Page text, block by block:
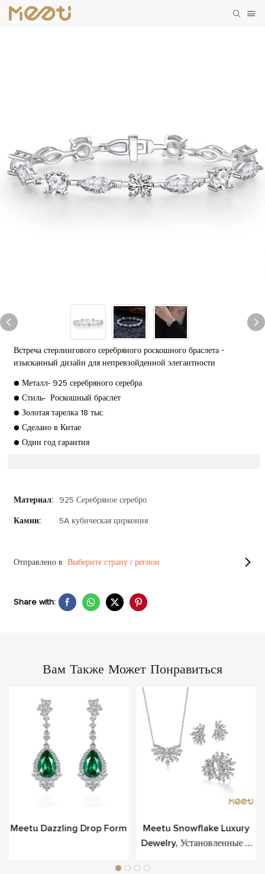
Встреча стерлингового серебряного роскошного браслета -
изысканный дизайн для непревзойденной элегантности
● Металл- 925 серебряного серебра
● Стиль- Роскошный браслет
● Золотая тарелка 18 тыс.
● Сделано в Китае
● Один год гарантия
Материал: 925 Серебряное серебро
Камни: 5A кубическая циркония
Отправлено в: Выберите страну / регион
Share with:
Вам Также Может Понравиться
Meetu Dazzling Drop Form
Meetu Snowflake Luxury
Dewelry, Установленные В